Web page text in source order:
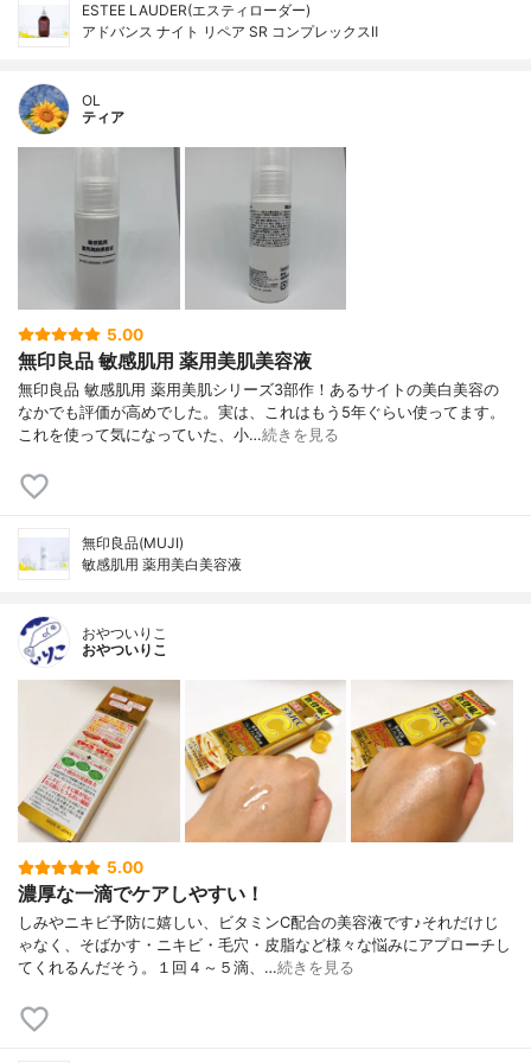
ESTEE LAUDER(エスティローダー)
アドバンス ナイト リペア SR コンプレックスⅡ
OL
ティア
5.00
無印良品 敏感肌用 薬用美肌美容液
無印良品 敏感肌用 薬用美肌シリーズ3部作！あるサイトの美白美容の
なかでも評価が高めでした。実は、これはもう5年ぐらい使ってます。
これを使って気になっていた、小…続きを見る
無印良品(MUJI)
敏感肌用 薬用美白美容液
おやついりこ
おやついりこ
5.00
濃厚な一滴でケアしやすい！
しみやニキビ予防に嬉しい、ビタミンC配合の美容液です♪それだけじ
ゃなく、そばかす・ニキビ・毛穴・皮脂など様々な悩みにアプローチし
てくれるんだそう。１回４～５滴、…続きを見る